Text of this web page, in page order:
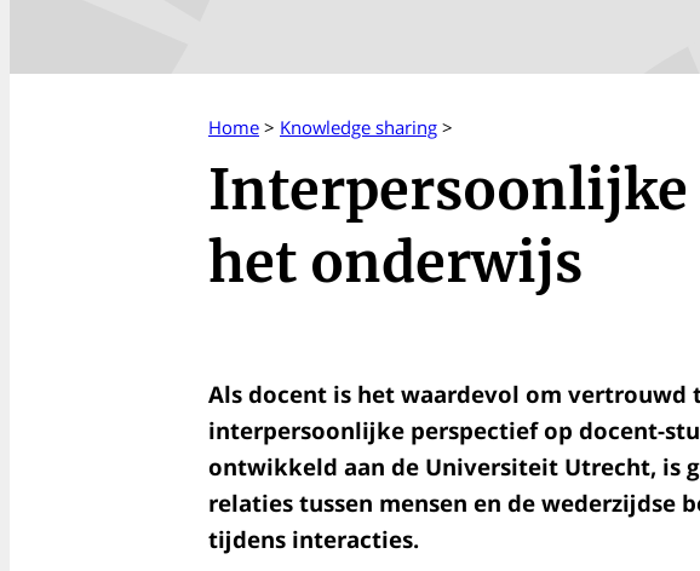
Home > Knowledge sharing >
het onderwijs
Als docent is het waardevol om vertrouwd
interpersoonlijke perspectief op docent-
ontwikkeld aan de Universiteit Utrecht, is
relaties tussen mensen en de wederzijdse
tijdens interacties.